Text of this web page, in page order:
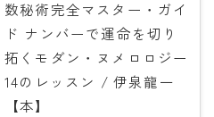
数秘術完全マスター・ガイ
ド ナンバーで運命を切り
拓くモダン・ヌメロロジー
14のレッスン / 伊泉龍一
【本】